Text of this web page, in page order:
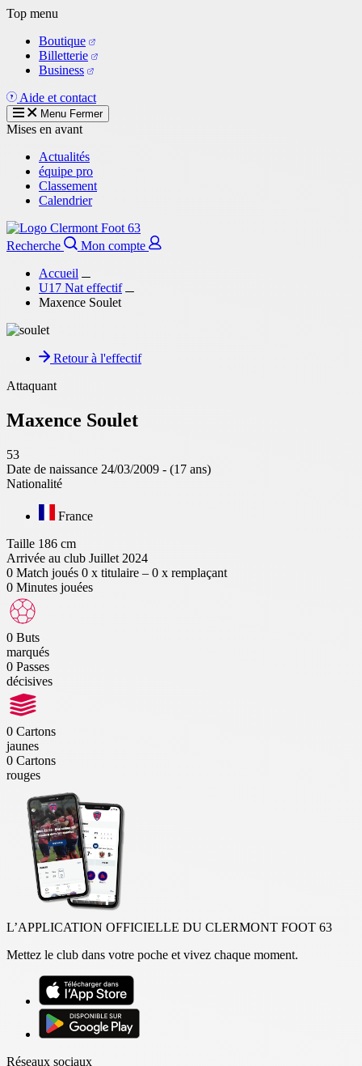
Aller
contenu
principal
Top menu
Boutique
Billetterie
Business
Aide et contact
Menu Fermer
Mises en avant
Actualités
équipe pro
Classement
Calendrier
Recherche
Mon compte
Accueil
U17 Nat effectif
Maxence Soulet
Retour à l'effectif
Attaquant
Maxence Soulet
53
Date de naissance 24/03/2009 - (17 ans)
Nationalité
France
Taille 186 cm
Arrivée au club Juillet 2024
0 Match joués 0 x titulaire – 0 x remplaçant
0 Minutes jouées
0 Buts
marqués
0 Passes
décisives
0 Cartons
jaunes
0 Cartons
rouges
L’APPLICATION OFFICIELLE DU CLERMONT FOOT 63
Mettez le club dans votre poche et vivez chaque moment.
Réseaux sociaux